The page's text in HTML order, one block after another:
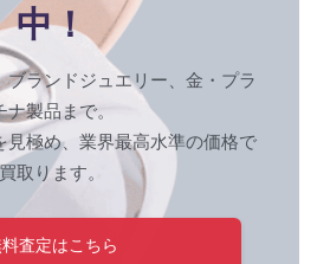
気軽にご相談ください
954-800
(11:00～20:00年中無休)
24時間受付中！
中！
ブランドジュエリー、金・プラ
ナ製品まで。
見極め、業界最高水準の価格で
買取ります。
査定はこちら